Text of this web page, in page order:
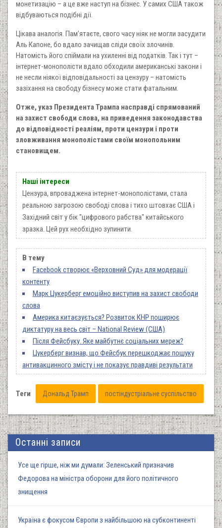
монетизацію – а це вже наступ на бізнес. У самих США також
відбуваються подібні дії.
Цікава аналогія. Пам’ятаєте, свого часу ніяк не могли засудити
Аль Капоне, бо вдало зачищав сліди своїх злочинів.
Натомість його спіймали на ухиленні від податків. Так і тут –
інтернет-монополісти вдало обходили американські закони і
не несли ніякої відповідальності за цензуру – натомість
зазіхання на свободу бізнесу може стати фатальним.
Отже, указ Президента Трампа насправді спрямований
на захист свободи слова, на приведення законодавства
до відповідності реаліям, проти цензури і проти
зловживання монополістами своїм монопольним
становищем.
Наші інтереси
Цензура, впроваджена інтернет-монополістами, стала
реальною загрозою свободі слова і тихо штовхає США і
Західний світ у бік "цифрового рабства" китайського
зразка. Цей рух необхідно зупинити.
В тему
Facebook створює «Верховний Суд» для модерації
контенту
Марк Цукерберг емоційно виступив на захист свободи
слова
Америка китаєзується? Розвиток КНР поширює
диктатуру на весь світ – National Review (США)
Після Фейсбуку. Яке майбутнє соціальних мереж?
Цукерберг визнав, що Фейсбук перешкоджає пошуку
антивакцинного змісту і не показує правдиві результати
Теги Дональд Трамп постіндустріальне суспільство
Останні записи
Усе ще гірше, ніж ми думали: Зеленський призначив
Федорова на міністра оборони для його політичного
знищення
Україна є фокусом Європи з найбільшою на субконтиненті